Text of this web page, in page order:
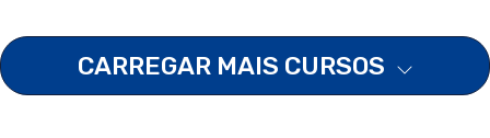
CARREGAR MAIS CURSOS